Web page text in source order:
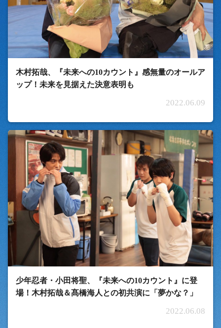
木村拓哉、『未来への10カウント』感無量のオールア
ップ！未来を見据えた決意表明も
2022.06.09
少年忍者・小田将聖、『未来への10カウント』に登
場！木村拓哉＆髙橋海人との初共演に「夢かな？」
2022.06.08